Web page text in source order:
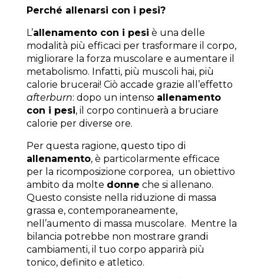
Perché allenarsi con i pesi?
L’allenamento con i pesi è una delle
modalità più efficaci per trasformare il corpo,
migliorare la forza muscolare e aumentare il
metabolismo. Infatti, più muscoli hai, più
calorie brucerai! Ciò accade grazie all’effetto
afterburn: dopo un intenso allenamento
con i pesi, il corpo continuerà a bruciare
calorie per diverse ore.
Per questa ragione, questo tipo di
allenamento, è particolarmente efficace
per la ricomposizione corporea, un obiettivo
ambito da molte donne che si allenano.
Questo consiste nella riduzione di massa
grassa e, contemporaneamente,
nell’aumento di massa muscolare. Mentre la
bilancia potrebbe non mostrare grandi
cambiamenti, il tuo corpo apparirà più
tonico, definito e atletico.